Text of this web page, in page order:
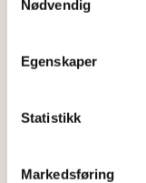
Nødvendig
Egenskaper
Statistikk
Markedsføring